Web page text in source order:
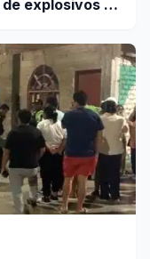
explosivos en